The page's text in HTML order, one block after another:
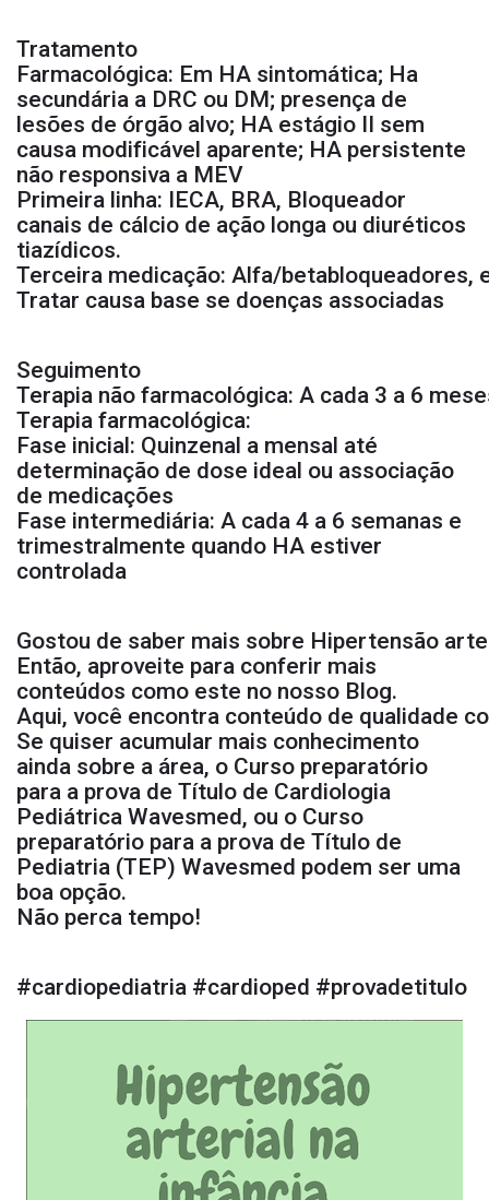
Tratamento
Farmacológica: Em HA sintomática; Ha
secundária a DRC ou DM; presença de
lesões de órgão alvo; HA estágio II sem
causa modificável aparente; HA persistente
não responsiva a MEV
Primeira linha: IECA, BRA, Bloqueador
canais de cálcio de ação longa ou diuréticos
tiazídicos.
Terceira medicação: Alfa/betabloqueadores,
Tratar causa base se doenças associadas
Seguimento
Terapia não farmacológica: A cada 3 a 6
Terapia farmacológica:
Fase inicial: Quinzenal a mensal até
determinação de dose ideal ou associação
de medicações
Fase intermediária: A cada 4 a 6 semanas e
trimestralmente quando HA estiver
controlada
Gostou de saber mais sobre Hipertensão
Então, aproveite para conferir mais
conteúdos como este no nosso Blog.
Aqui, você encontra conteúdo de qualidade
Se quiser acumular mais conhecimento
ainda sobre a área, o Curso preparatório
para a prova de Título de Cardiologia
Pediátrica Wavesmed, ou o Curso
preparatório para a prova de Título de
Pediatria (TEP) Wavesmed podem ser uma
boa opção.
Não perca tempo!
#cardiopediatria #cardioped #provadetitulo